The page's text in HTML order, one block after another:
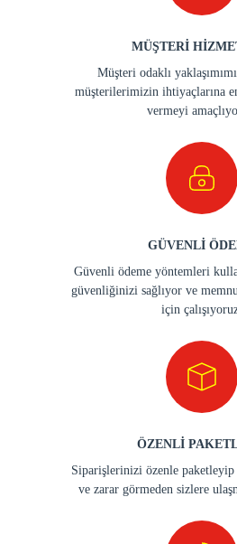
MÜŞTERİ
Müşteri odaklı
müşterilerimizin ihtiyaçlarına
vermeyi
GÜVENLİ
Güvenli ödeme yöntemleri
güvenliğinizi sağlıyor ve
için
ÖZENLİ
Siparişlerinizi özenle paketleyip
ve zarar görmeden sizlere